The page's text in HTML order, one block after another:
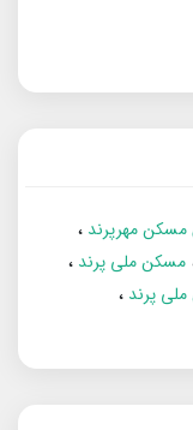
مهرپرند
مسکن ملی پرند
پرند